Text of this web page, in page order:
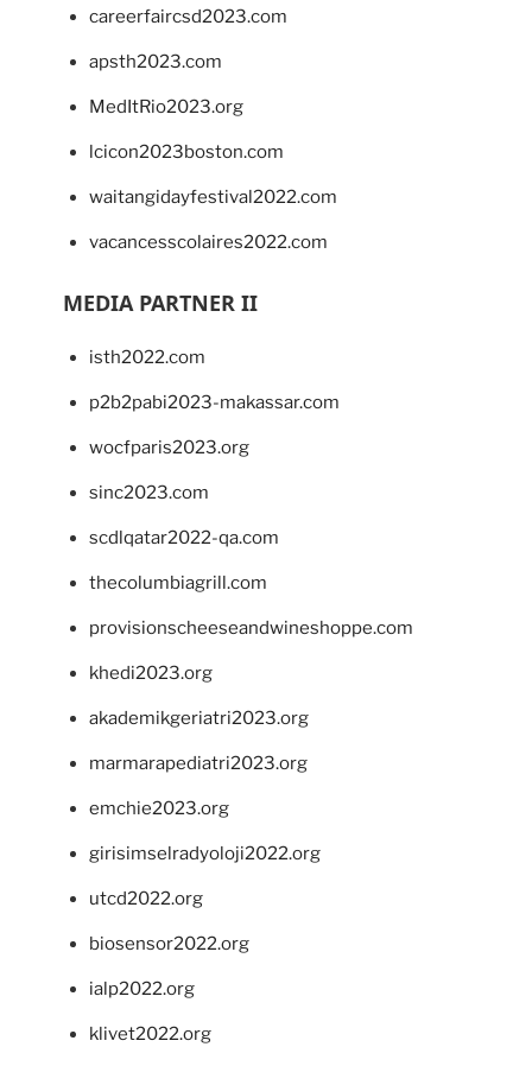
careerfaircsd2023.com
apsth2023.com
MedItRio2023.org
lcicon2023boston.com
waitangidayfestival2022.com
vacancesscolaires2022.com
MEDIA PARTNER II
isth2022.com
p2b2pabi2023-makassar.com
wocfparis2023.org
sinc2023.com
scdlqatar2022-qa.com
thecolumbiagrill.com
provisionscheeseandwineshoppe.com
khedi2023.org
akademikgeriatri2023.org
marmarapediatri2023.org
emchie2023.org
girisimselradyoloji2022.org
utcd2022.org
biosensor2022.org
ialp2022.org
klivet2022.org